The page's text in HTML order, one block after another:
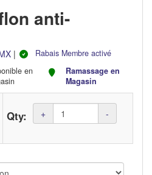
anti-
|
Rabais Membre activé
en
Ramassage en
Magasin
Qty:
Amount
(in
+ -